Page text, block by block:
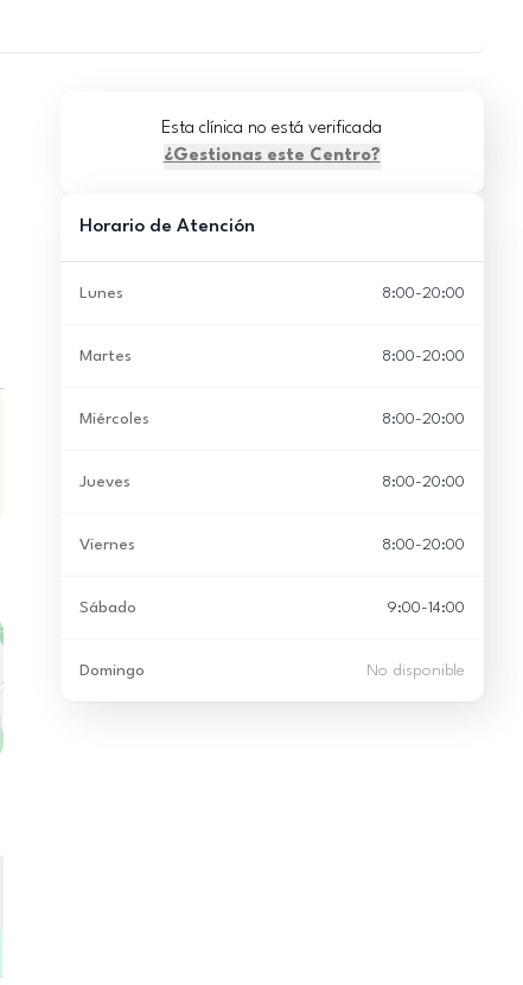
Esta clínica no está verificada
¿Gestionas este Centro?
Horario de Atención
Lunes 8:00-20:00
Martes 8:00-20:00
Miércoles 8:00-20:00
Jueves 8:00-20:00
Viernes 8:00-20:00
Sábado 9:00-14:00
Domingo No disponible